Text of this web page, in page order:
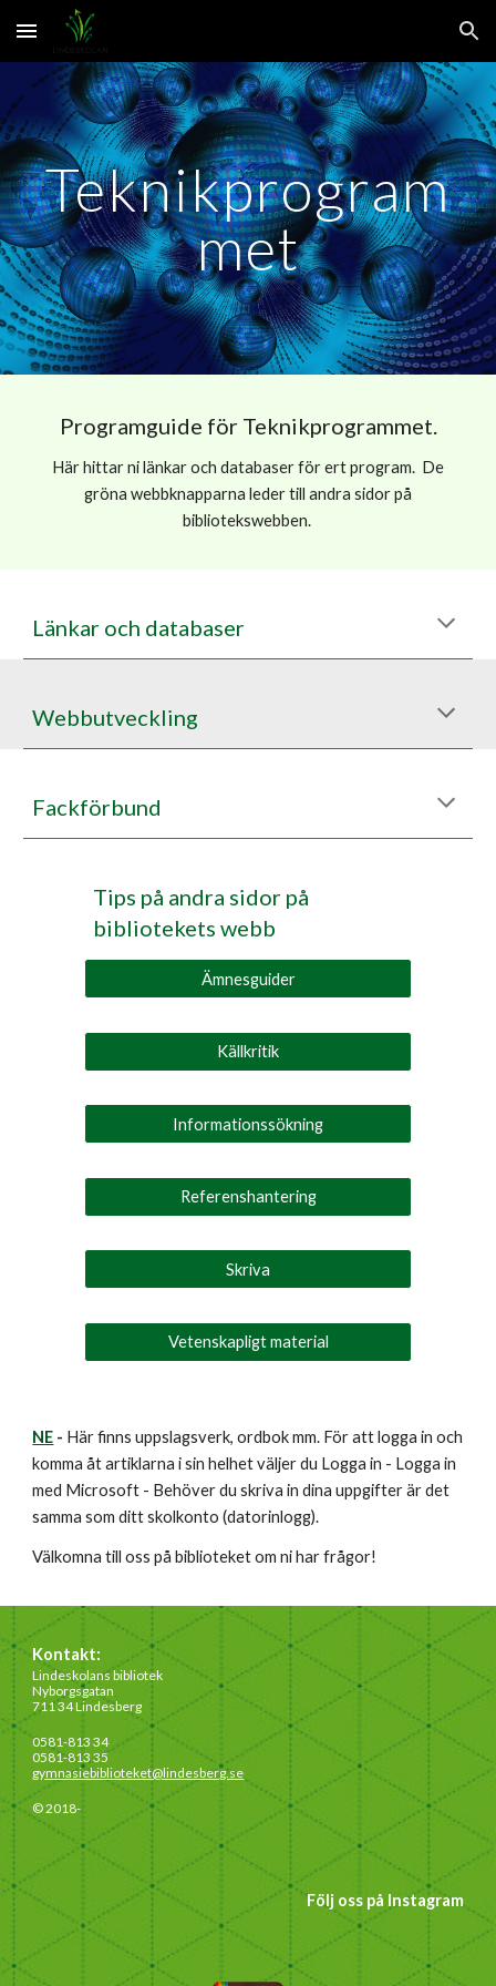
Skip to main content Skip to navigation
Teknikprogram
met
Programguide för Teknikprogrammet.
Här hittar ni länkar och databaser för ert program. De
gröna webbknapparna leder till andra sidor på
bibliotekswebben.
Länkar och databaser
Webbutveckling
Fackförbund
Tips på andra sidor på
bibliotekets webb
Ämnesguider
Källkritik
Informationssökning
Referenshantering
Skriva
Vetenskapligt material
NE - Här finns uppslagsverk, ordbok mm. För att logga in och
komma åt artiklarna i sin helhet väljer du Logga in - Logga in
med Microsoft - Behöver du skriva in dina uppgifter är det
samma som ditt skolkonto (datorinlogg).
Välkomna till oss på biblioteket om ni har frågor!
Kontakt:
Lindeskolans bibliotek
Nyborgsgatan
711 34 Lindesberg
0581-813 34
0581-813 35
gymnasiebiblioteket@lindesberg.se
© 2018-
Följ oss på Instagram